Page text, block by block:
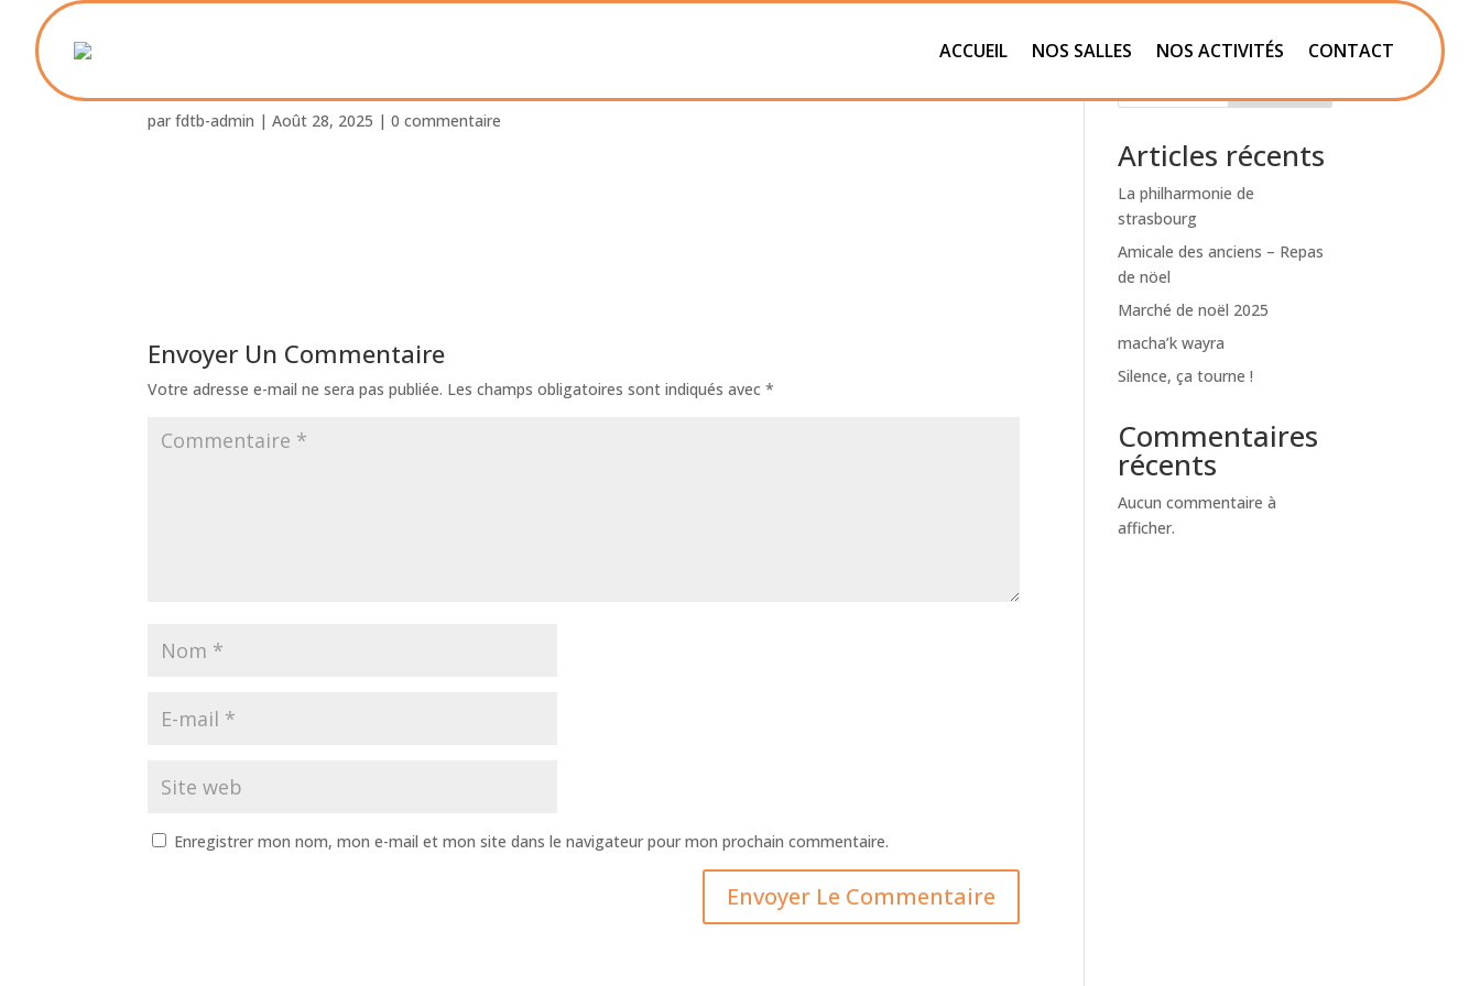
ACCUEIL NOS SALLES NOS ACTIVITÉS CONTACT
parfdtb-admin |Août 28, 2025 |0 commentaire
Envoyer Un Commentaire
Votre adresse e-mail ne sera pas publiée. Les champs obligatoires sont indiqués avec*
Enregistrer mon nom, mon e-mail et mon site dans le navigateur pour mon prochain commentaire.
Articles récents
La philharmonie de
strasbourg
Amicale des anciens – Repas
de nöel
Marché de noël 2025
macha’k wayra
Silence, ça tourne !
Commentaires
récents
Aucun commentaire à
afficher.